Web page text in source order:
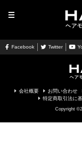
Facebook Twitter
会社概要 お問い合わせ
特定商取引法に
Copyright